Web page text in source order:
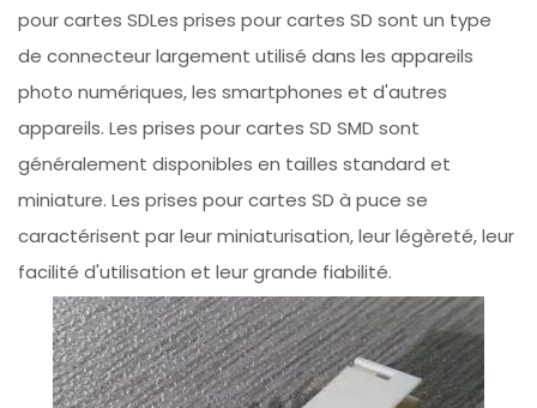
pour cartes SDLes prises pour cartes SD sont un type
de connecteur largement utilisé dans les appareils
photo numériques, les smartphones et d'autres
appareils. Les prises pour cartes SD SMD sont
généralement disponibles en tailles standard et
miniature. Les prises pour cartes SD à puce se
caractérisent par leur miniaturisation, leur légèreté, leur
facilité d'utilisation et leur grande fiabilité.